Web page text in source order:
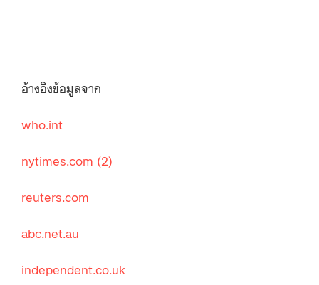
อ้างอิงข้อมูลจาก
who.int
nytimes.com (2)
reuters.com
abc.net.au
independent.co.uk